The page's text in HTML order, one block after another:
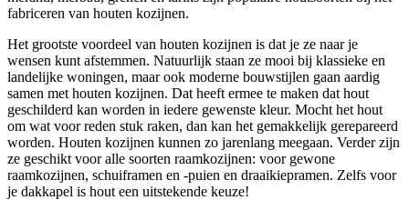
fabriceren van houten kozijnen.
Het grootste voordeel van houten kozijnen is dat je ze naar je
wensen kunt afstemmen. Natuurlijk staan ze mooi bij klassieke en
landelijke woningen, maar ook moderne bouwstijlen gaan aardig
samen met houten kozijnen. Dat heeft ermee te maken dat hout
geschilderd kan worden in iedere gewenste kleur. Mocht het hout
om wat voor reden stuk raken, dan kan het gemakkelijk gerepareerd
worden. Houten kozijnen kunnen zo jarenlang meegaan. Verder zijn
ze geschikt voor alle soorten raamkozijnen: voor gewone
raamkozijnen, schuiframen en -puien en draaikiepramen. Zelfs voor
je dakkapel is hout een uitstekende keuze!